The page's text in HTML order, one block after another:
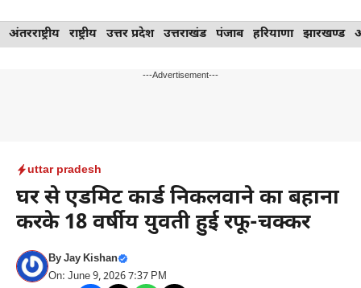
Skip
to
अंतरराष्ट्रीय राष्ट्रीय उत्तर प्रदेश उत्तराखंड पंजाब हरियाणा झारखण्ड
---Advertisement---
uttar pradesh
घर से एडमिट कार्ड निकलवाने का बहाना
करके 18 वर्षीय युवती हुई रफू-चक्कर
ByJay Kishan
On: June 9, 2026 7:37 PM